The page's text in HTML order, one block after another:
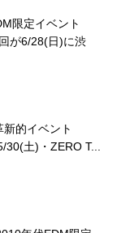
限定イベント
が6/28(日)に渋
的イベント
30(土)・ZERO T...